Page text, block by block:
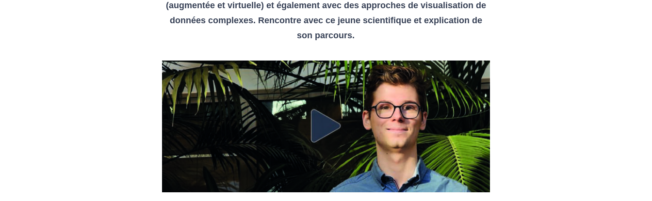
(augmentée et virtuelle) et également avec des approches de visualisation de
données complexes. Rencontre avec ce jeune scientifique et explication de
son parcours.